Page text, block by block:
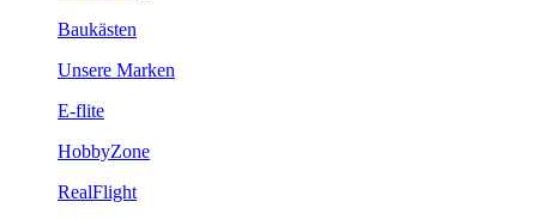
Baukästen
Unsere Marken
E-flite
HobbyZone
RealFlight